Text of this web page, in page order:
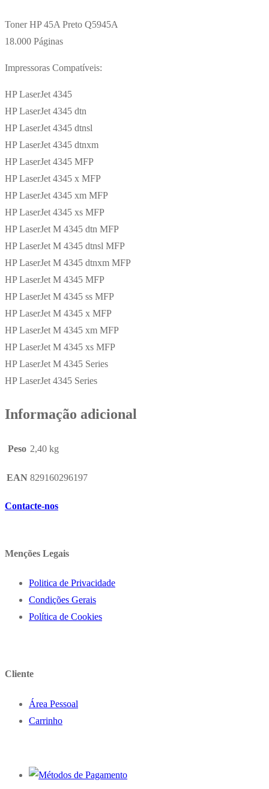
Toner HP 45A Preto Q5945A
18.000 Páginas
Impressoras Compatíveis:
HP LaserJet 4345
HP LaserJet 4345 dtn
HP LaserJet 4345 dtnsl
HP LaserJet 4345 dtnxm
HP LaserJet 4345 MFP
HP LaserJet 4345 x MFP
HP LaserJet 4345 xm MFP
HP LaserJet 4345 xs MFP
HP LaserJet M 4345 dtn MFP
HP LaserJet M 4345 dtnsl MFP
HP LaserJet M 4345 dtnxm MFP
HP LaserJet M 4345 MFP
HP LaserJet M 4345 ss MFP
HP LaserJet M 4345 x MFP
HP LaserJet M 4345 xm MFP
HP LaserJet M 4345 xs MFP
HP LaserJet M 4345 Series
HP LaserJet 4345 Series
Informação adicional
Peso 2,40 kg
EAN 829160296197
Contacte-nos
Menções Legais
Politica de Privacidade
Condições Gerais
Política de Cookies
Cliente
Área Pessoal
Carrinho